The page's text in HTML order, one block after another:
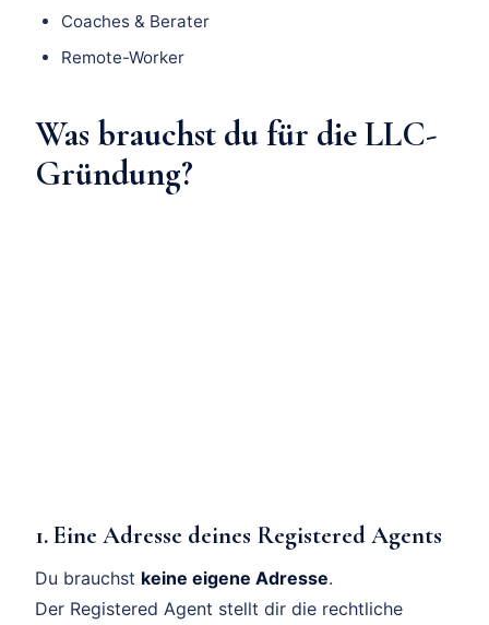
Coaches & Berater
Remote-Worker
Was brauchst du für die LLC-
Gründung?
1. Eine Adresse deines Registered Agents
Du brauchst keine eigene Adresse.
Der Registered Agent stellt dir die rechtliche